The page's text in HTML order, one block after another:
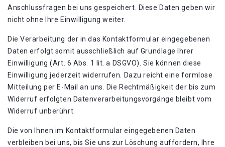
Anschlussfragen bei uns gespeichert. Diese Daten geben wir
nicht ohne Ihre Einwilligung weiter.
Die Verarbeitung der in das Kontaktformular eingegebenen
Daten erfolgt somit ausschließlich auf Grundlage Ihrer
Einwilligung (Art. 6 Abs. 1 lit. a DSGVO). Sie können diese
Einwilligung jederzeit widerrufen. Dazu reicht eine formlose
Mitteilung per E-Mail an uns. Die Rechtmäßigkeit der bis zum
Widerruf erfolgten Datenverarbeitungsvorgänge bleibt vom
Widerruf unberührt.
Die von Ihnen im Kontaktformular eingegebenen Daten
verbleiben bei uns, bis Sie uns zur Löschung auffordern, Ihre